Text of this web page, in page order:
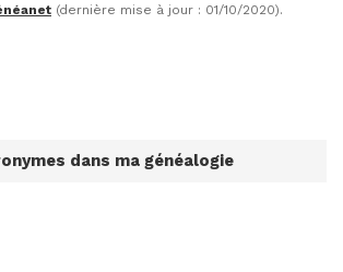
(dernière mise à jour : 01/10/2020).
dans ma généalogie